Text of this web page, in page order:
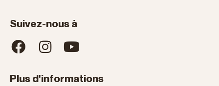
Suivez-nous à
Plus d'informations